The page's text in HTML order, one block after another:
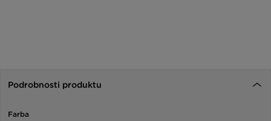
Podrobnosti produktu
Farba